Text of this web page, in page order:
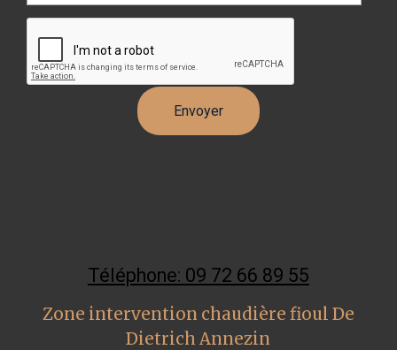
Téléphone: 09 72 66 89 55
Zone intervention chaudière fioul De
Dietrich Annezin